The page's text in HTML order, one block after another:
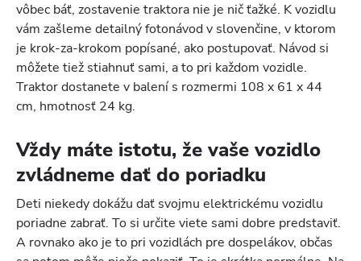
vôbec báť, zostavenie traktora nie je nič ťažké. K vozidlu
vám zašleme detailný fotonávod v slovenčine, v ktorom
je krok-za-krokom popísané, ako postupovať. Návod si
môžete tiež stiahnuť sami, a to pri každom vozidle.
Traktor dostanete v balení s rozmermi 108 x 61 x 44
cm, hmotnosť 24 kg.
Vždy máte istotu, že vaše vozidlo
zvládneme dať do poriadku
Deti niekedy dokážu dať svojmu elektrickému vozidlu
poriadne zabrať. To si určite viete sami dobre predstaviť.
A rovnako ako je to pri vozidlách pre dospelákov, občas